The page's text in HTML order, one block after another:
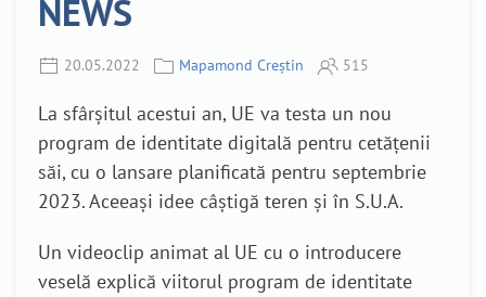
NEWS
20.05.2022 Mapamond Creștin 515
La sfârșitul acestui an, UE va testa un nou
program de identitate digitală pentru cetățenii
săi, cu o lansare planificată pentru septembrie
2023. Aceeași idee câștigă teren și în S.U.A.
Un videoclip animat al UE cu o introducere
veselă explică viitorul program de identitate